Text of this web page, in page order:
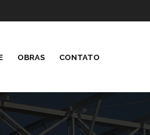
OBRAS CONTATO